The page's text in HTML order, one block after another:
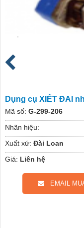
Dụng cụ XIẾT ĐAI
Mã số: G-299-206
Nhãn hiệu:
Xuất xứ: Đài Loan
Giá: Liên hệ
EMAIL